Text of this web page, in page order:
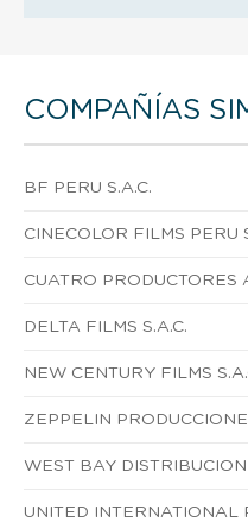
COMPAÑÍAS
BF PERU S.A.C.
CINECOLOR FILMS PERU
CUATRO PRODUCTORES
DELTA FILMS S.A.C.
NEW CENTURY FILMS
ZEPPELIN
WEST BAY DISTRIBUCION
UNITED INTERNATIONAL